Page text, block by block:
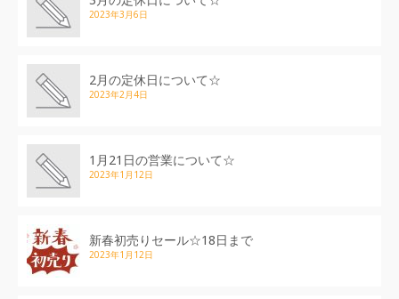
2023年3月6日
2月の定休日について☆
2023年2月4日
1月21日の営業について☆
2023年1月12日
新春初売りセール☆18日まで
2023年1月12日